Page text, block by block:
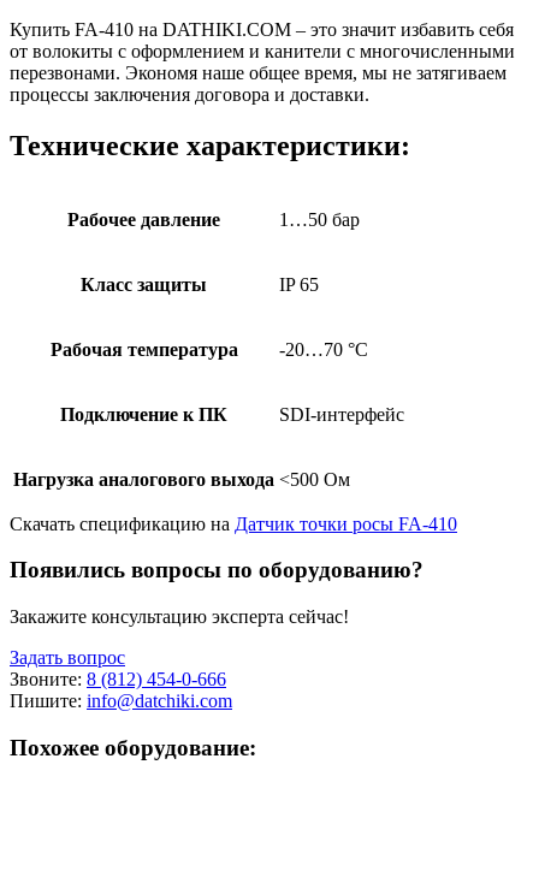
Купить FA-410 на DATHIKI.COM – это значит избавить себя
от волокиты с оформлением и канители с многочисленными
перезвонами. Экономя наше общее время, мы не затягиваем
процессы заключения договора и доставки.
Технические характеристики:
Рабочее давление 1…50 бар
Класс защиты IP 65
Рабочая температура -20…70 °C
Подключение к ПК SDI-интерфейс
Нагрузка аналогового выхода <500 Ом
Скачать спецификацию на Датчик точки росы FA-410
Появились вопросы по оборудованию?
Закажите консультацию эксперта сейчас!
Задать вопрос
Звоните: 8 (812) 454-0-666
Пишите: info@datchiki.com
Похожее оборудование: